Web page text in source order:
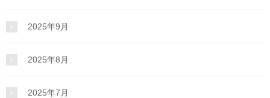
2025年9月
2025年8月
2025年7月